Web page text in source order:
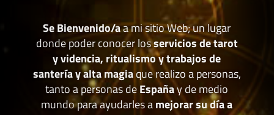
Se Bienvenido/aa mi sitio Web; un lugar
donde poder conocer losservicios de tarot
y videncia, ritualismo y trabajos de
santería y alta magiaque realizo a personas,
tanto a personas deEspañay de medio
mundo para ayudarles amejorar su día a